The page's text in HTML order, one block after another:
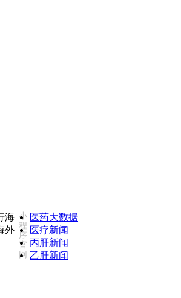
小
程
序
官
网
医药大数据
医疗新闻
丙肝新闻
乙肝新闻